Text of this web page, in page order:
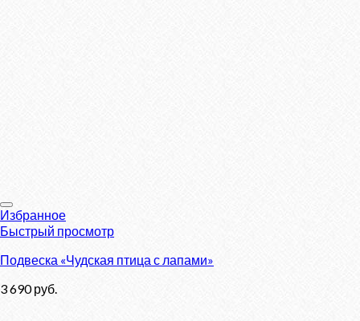
Избранное
Быстрый просмотр
Подвеска «Чудская птица с лапами»
3 690руб.